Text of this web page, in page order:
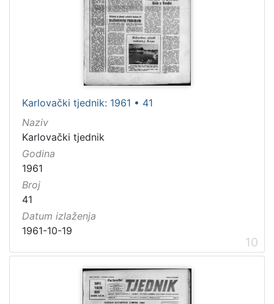
Karlovački tjednik: 1961 • 41
Naziv
Karlovački tjednik
Godina
1961
Broj
41
Datum izlaženja
1961-10-19
10